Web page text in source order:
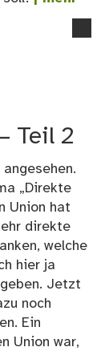
Teil 2
„Direkte
Union hat
direkte
welche
hier ja
Jetzt
noch
Ein
Union war,